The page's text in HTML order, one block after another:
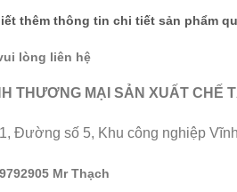
thêm thông tin chi tiết sản phẩm
lòng liên hệ
THƯƠNG MẠI SẢN XUẤT CHẾ
Đường số 5, Khu công nghiệp
Mr Thạch